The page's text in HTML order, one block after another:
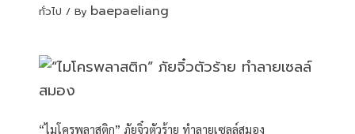
ทั่วไป / By baepaeliang
“ไมโครพลาสติก” ภัยจิ๋วตัวร้าย ทำลายเซลล์สมอง